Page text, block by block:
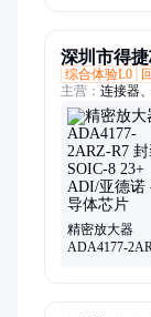
深圳市得
综合体验L0
主营： 连接器
器、开关稳压
精密放大器
ADA4177-